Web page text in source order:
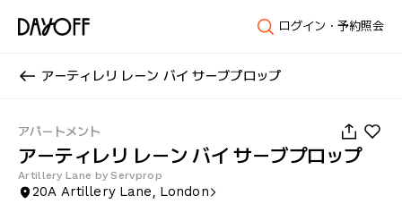
ログイン・予約照会
アーティレリ レーン バイ サーブプロップ
アパートメント
アーティレリ レーン バイ サーブプロップ
Artillery Lane by Servprop
20A Artillery Lane, London